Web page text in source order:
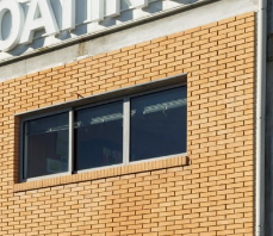
Compañía
Industrias
Tecnologías
Portfolio
Carreiras
Contacto